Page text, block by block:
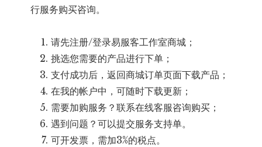
行服务购买咨询。
请先注册/登录易服客工作室商城；
挑选您需要的产品进行下单；
支付成功后，返回商城订单页面下载产品；
在我的帐户中，可随时下载更新；
需要加购服务？联系在线客服咨询购买；
遇到问题？可以提交服务支持单。
可开发票，需加3%的税点。